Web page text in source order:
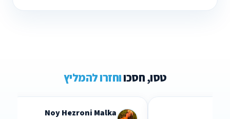
טסו, חסכווחזרו להמליץ
Lidor Levi